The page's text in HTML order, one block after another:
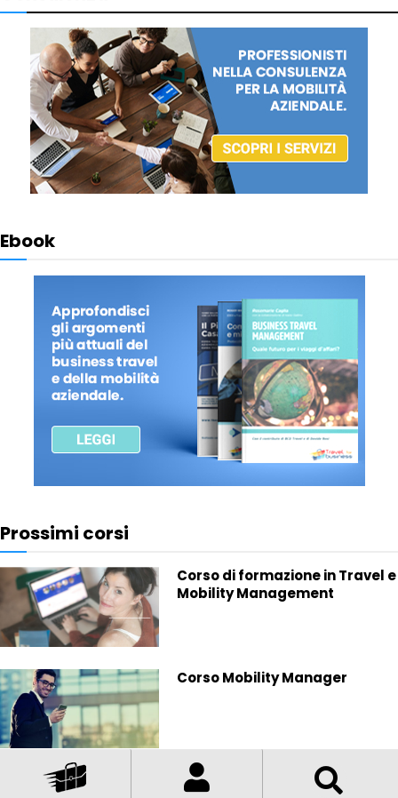
Ebook
Prossimi corsi
Corso di formazione in Travel e
Mobility Management
Corso Mobility Manager